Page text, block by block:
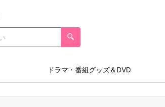
ドラマ・番組グッズ＆DVD